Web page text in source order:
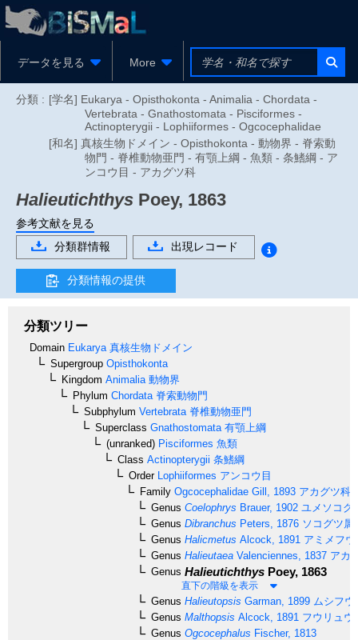
データを見る More
分類 : [学名] Eukarya - Opisthokonta - Animalia - Chordata -
Vertebrata - Gnathostomata - Pisciformes -
Actinopterygii - Lophiiformes - Ogcocephalidae
[和名] 真核生物ドメイン - Opisthokonta - 動物界 - 脊索動
物門 - 脊椎動物亜門 - 有顎上綱 - 魚類 - 条鰭綱 - ア
ンコウ目 - アカグツ科
Halieutichthys Poey, 1863
参考文献を見る
分類群情報
出現レコード
分類情報の提供
分類ツリー
Domain Eukarya 真核生物ドメイン
Supergroup Opisthokonta
Kingdom Animalia 動物界
Phylum Chordata 脊索動物門
Subphylum Vertebrata 脊椎動物亜門
Superclass Gnathostomata 有顎上綱
(unranked) Pisciformes 魚類
Class Actinopterygii 条鰭綱
OrderLophiiformes アンコウ目
Family Ogcocephalidae Gill, 1893 アカグツ科
Genus Coelophrys Brauer, 1902 ユメソコグ
Genus Dibranchus Peters, 1876 ソコグツ属
Genus Halicmetus Alcock, 1891 アミメフ
Genus Halieutaea Valenciennes, 1837 アカ
Genus Halieutichthys Poey, 1863
直下の階級を表示
Genus Halieutopsis Garman, 1899 ムシフ
Genus Malthopsis Alcock, 1891 フウリュウ
Genus Ogcocephalus Fischer, 1813